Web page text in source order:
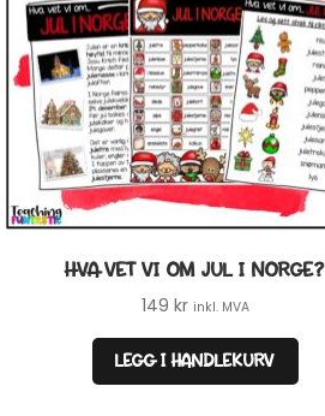
HVA VET VI OM JUL I NORGE?
149 kr inkl. MVA
LEGG I HANDLEKURV